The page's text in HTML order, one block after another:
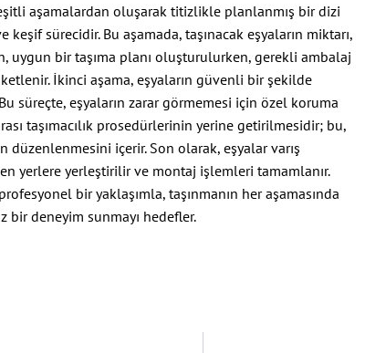
aşamalardan oluşarak titizlikle planlanmış bir dizi
sürecidir. Bu aşamada, taşınacak eşyaların miktarı,
uygun bir taşıma planı oluşturulurken, gerekli ambalaj
İkinci aşama, eşyaların güvenli bir şekilde
süreçte, eşyaların zarar görmemesi için özel koruma
taşımacılık prosedürlerinin yerine getirilmesidir; bu,
içerir. Son olarak, eşyalar varış
yerlere yerleştirilir ve montaj işlemleri tamamlanır.
bir yaklaşımla, taşınmanın her aşamasında
deneyim sunmayı hedefler.